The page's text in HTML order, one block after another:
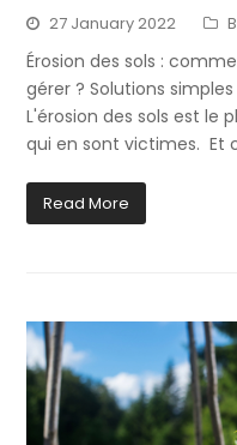
27 January 2022
Érosion des sols :
gérer ? Solutions
L'érosion des sols est le
qui en sont victimes. Et
Read More